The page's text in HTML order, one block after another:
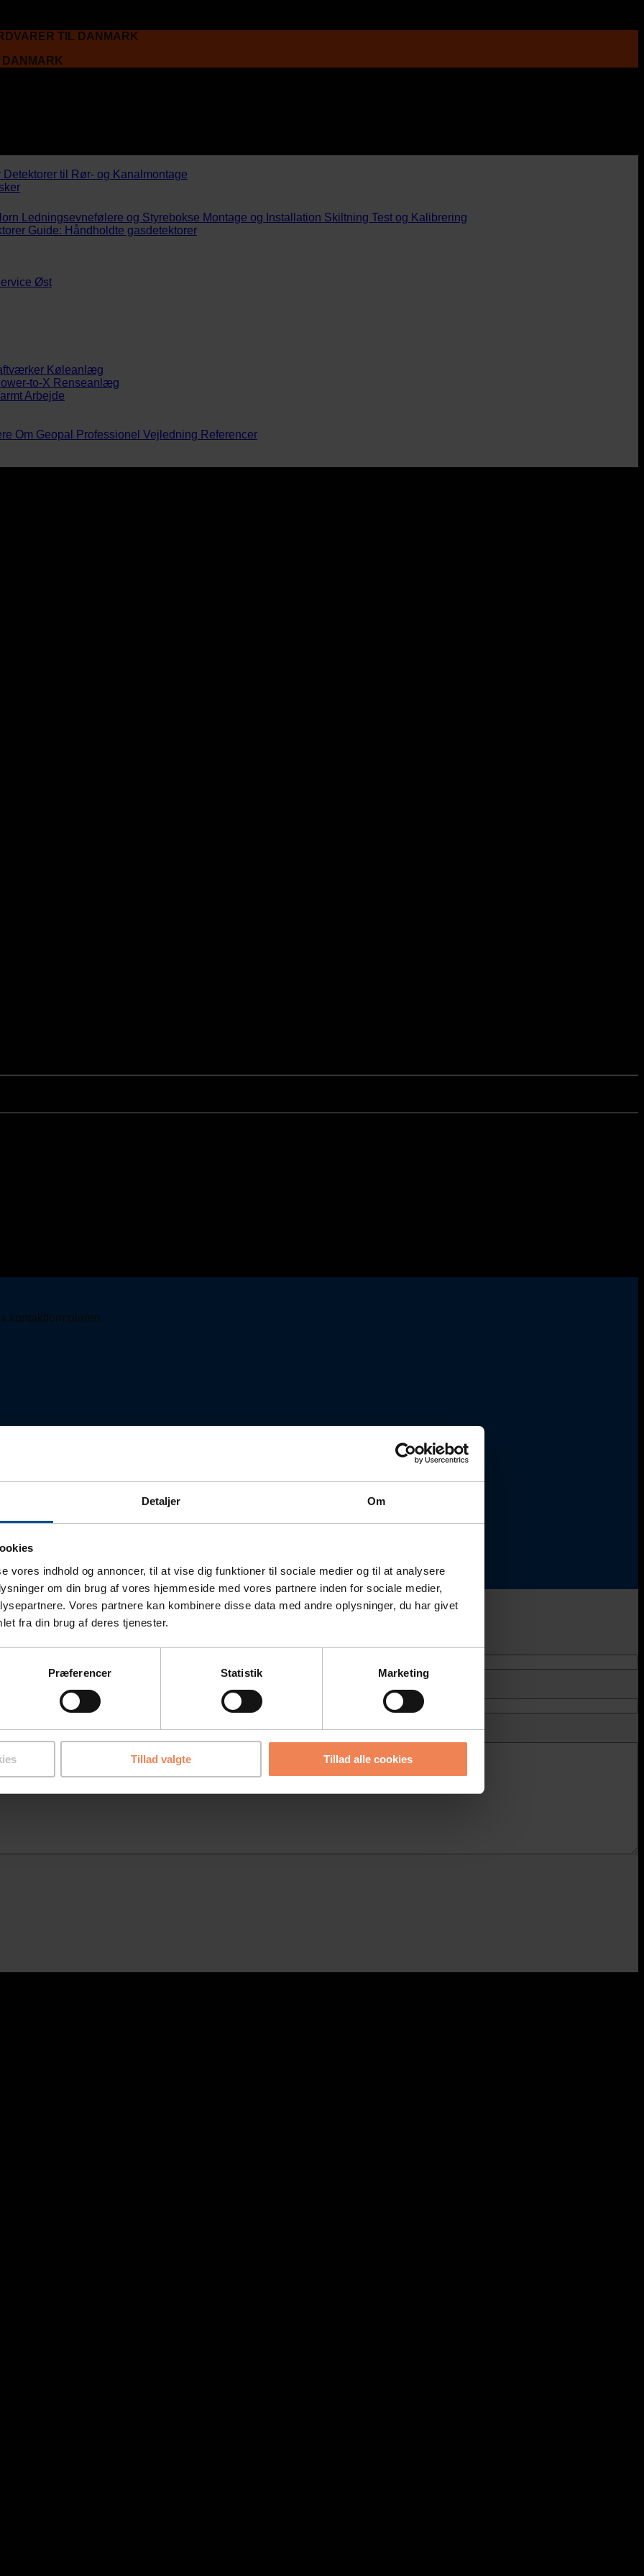
Detaljer Om
vores indhold og annoncer, til at vise dig funktioner til sociale medier og til at analysere
om din brug af vores hjemmeside med vores partnere inden for sociale medier,
Vores partnere kan kombinere disse data med andre oplysninger, du har givet
fra din brug af deres tjenester.
Præferencer Statistik Marketing
Tillad valgte Tillad alle cookies
TIL DANMARK
DANMARK
Detektorer til Rør- og Kanalmontage
Ledningsevnefølere og Styrebokse Montage og Installation Skiltning Test og Kalibrering
Guide: Håndholdte gasdetektorer
Øst
Køleanlæg
to-X Renseanlæg
Arbejde
Om Geopal Professionel Vejledning Referencer
kontaktformularen.
vores teknikere:
Firma